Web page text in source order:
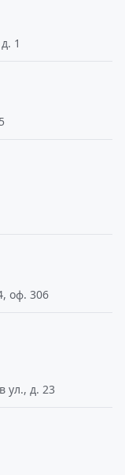
1
оф. 306
ул., д. 23